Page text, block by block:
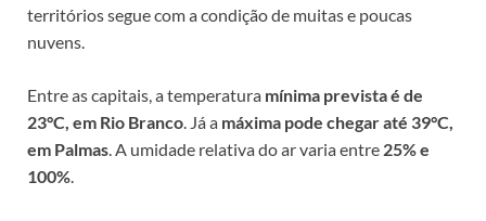
territórios segue com a condição de muitas e poucas
nuvens.
Entre as capitais, a temperatura mínima prevista é de
23°C, em Rio Branco. Já a máxima pode chegar até 39°C,
em Palmas. A umidade relativa do ar varia entre 25% e
100%.